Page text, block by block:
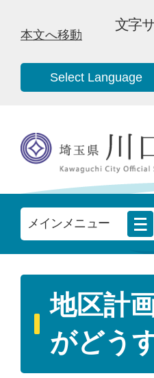
本文へ移動
文字
Select Language
メインメニュー
地区計
がどう